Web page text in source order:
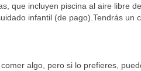
que incluyen piscina al aire libre
infantil (de pago).Tendrás
algo, pero si lo prefieres,